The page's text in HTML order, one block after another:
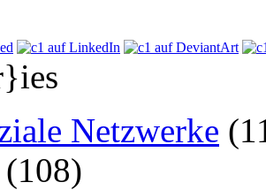
Netzwerke
(108)